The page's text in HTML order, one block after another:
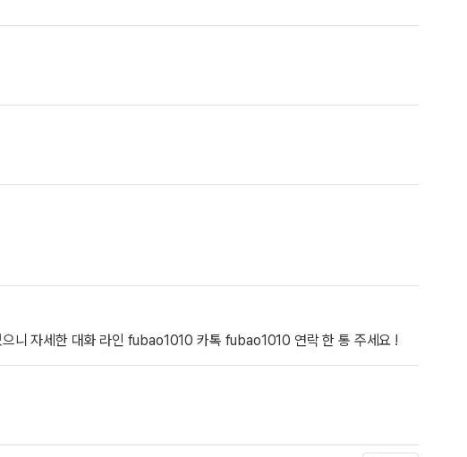
니 자세한 대화 라인 fubao1010 카톡 fubao1010 연락 한 통 주세요 !